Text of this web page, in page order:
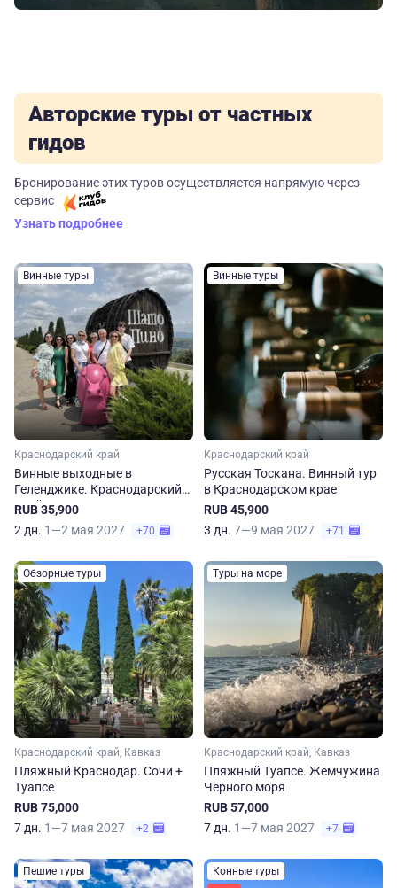
Авторские туры от частных
гидов
Бронирование этих туров осуществляется напрямую через
сервис
Узнать подробнее
Винные туры
Краснодарский край
Винные выходные в
Геленджике. Краснодарский
край
RUB 35,900
2 дн. 1—2 мая 2027 +70
Винные туры
Краснодарский край
Русская Тоскана. Винный тур
в Краснодарском крае
RUB 45,900
3 дн. 7—9 мая 2027 +71
Обзорные туры
Краснодарский край, Кавказ
Пляжный Краснодар. Сочи +
Туапсе
RUB 75,000
7 дн. 1—7 мая 2027 +2
Туры на море
Краснодарский край, Кавказ
Пляжный Туапсе. Жемчужина
Черного моря
RUB 57,000
7 дн. 1—7 мая 2027 +7
Пешие туры
Конные туры